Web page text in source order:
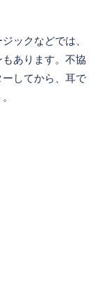
ックなどでは、
あります。不協
してから、耳で